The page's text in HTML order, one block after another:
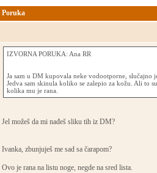
Poruka
IZVORNA PORUKA: Ana RR
Ja sam u DM kupovala neke vodootporne, slučajno
Jedva sam skinula koliko se zalepio za kožu. Ali to
kolika mu je rana.
Jel možeš da mi nađeš sliku tih iz DM?
Ivanka, zbunjuješ me sad sa čarapom?
Ovo je rana na listu noge, negde na sred lista.